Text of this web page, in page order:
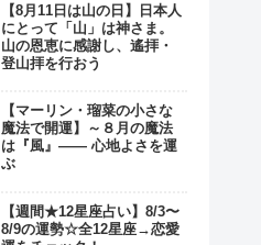
【8月11日は山の日】日本人
にとって「山」は神さま。
山の恩恵に感謝し、遙拝・
登山拝を行おう
【マーリン・瑠菜の小さな
魔法で開運】～８月の魔法
は『風』―― 心地よさを運
ぶ
【週間★12星座占い】8/3〜
8/9の運勢☆全12星座→恋愛